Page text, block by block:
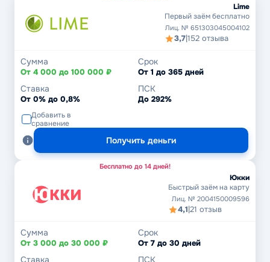
Lime
Первый заём бесплатно
Лиц. № 651303045004102
3,7|152 отзыва
Сумма
От 4 000 до 100 000 ₽
Срок
От 1 до 365 дней
Ставка
От 0% до 0,8%
ПСК
До 292%
Добавить в
сравнение
Получить деньги
Бесплатно до 14 дней!
Юкки
Быстрый заём на карту
Лиц. № 2004150009596
4,1|21 отзыв
Сумма
От 3 000 до 30 000 ₽
Срок
От 7 до 30 дней
Ставка ПСК